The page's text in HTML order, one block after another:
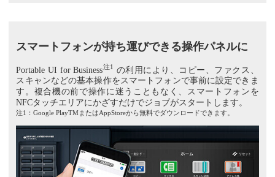
スマートフォンが持ち運びできる操作パネルに
Portable UI for Business注1 の利用により、コピー、ファクス、
スキャンなどの基本操作をスマートフォンで事前に設定できま
す。複合機の前で操作に迷うこともなく、スマートフォンを
NFCタッチエリアにかざすだけでジョブがスタートします。
注1：Google PlayTMまたはAppStoreから無料でダウンロードできます。